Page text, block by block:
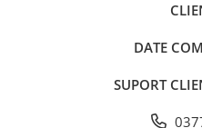
DATE
SUPORT